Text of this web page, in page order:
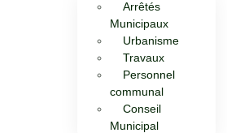
Arrêtés
Municipaux
Urbanisme
Travaux
Personnel
communal
Conseil
Municipal